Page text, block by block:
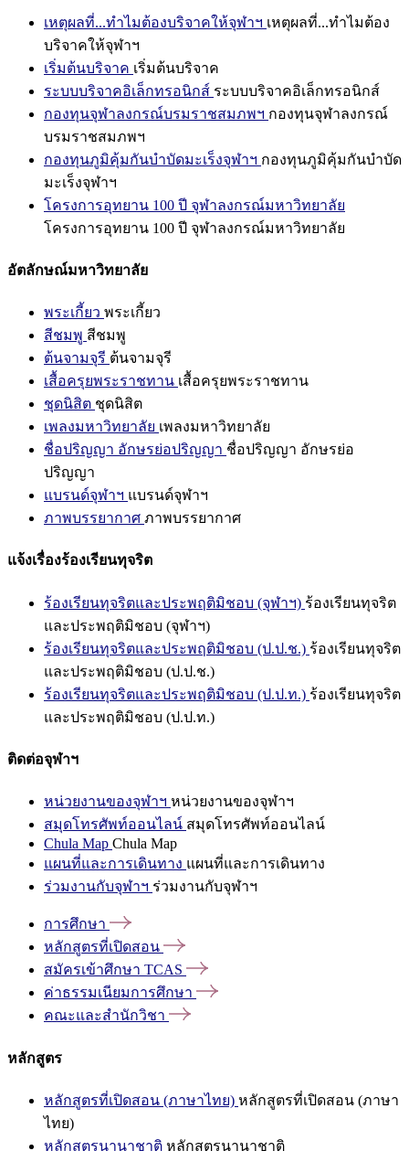
เหตุผลที่...ทำไมต้องบริจาคให้จุฬาฯ เหตุผลที่...ทำไมต้อง
บริจาคให้จุฬาฯ
เริ่มต้นบริจาค เริ่มต้นบริจาค
ระบบบริจาคอิเล็กทรอนิกส์ ระบบบริจาคอิเล็กทรอนิกส์
กองทุนจุฬาลงกรณ์บรมราชสมภพฯ กองทุนจุฬาลงกรณ์
บรมราชสมภพฯ
กองทุนภูมิคุ้มกันบำบัดมะเร็งจุฬาฯ กองทุนภูมิคุ้มกันบำบัด
มะเร็งจุฬาฯ
โครงการอุทยาน 100 ปี จุฬาลงกรณ์มหาวิทยาลัย
โครงการอุทยาน 100 ปี จุฬาลงกรณ์มหาวิทยาลัย
อัตลักษณ์มหาวิทยาลัย
พระเกี้ยว พระเกี้ยว
สีชมพู สีชมพู
ต้นจามจุรี ต้นจามจุรี
เสื้อครุยพระราชทาน เสื้อครุยพระราชทาน
ชุดนิสิต ชุดนิสิต
เพลงมหาวิทยาลัย เพลงมหาวิทยาลัย
ชื่อปริญญา อักษรย่อปริญญา ชื่อปริญญา อักษรย่อ
ปริญญา
แบรนด์จุฬาฯ แบรนด์จุฬาฯ
ภาพบรรยากาศ ภาพบรรยากาศ
แจ้งเรื่องร้องเรียนทุจริต
ร้องเรียนทุจริตและประพฤติมิชอบ (จุฬาฯ) ร้องเรียนทุจริต
และประพฤติมิชอบ (จุฬาฯ)
ร้องเรียนทุจริตและประพฤติมิชอบ (ป.ป.ช.) ร้องเรียนทุจริต
และประพฤติมิชอบ (ป.ป.ช.)
ร้องเรียนทุจริตและประพฤติมิชอบ (ป.ป.ท.) ร้องเรียนทุจริต
และประพฤติมิชอบ (ป.ป.ท.)
ติดต่อจุฬาฯ
หน่วยงานของจุฬาฯ หน่วยงานของจุฬาฯ
สมุดโทรศัพท์ออนไลน์ สมุดโทรศัพท์ออนไลน์
Chula Map Chula Map
แผนที่และการเดินทาง แผนที่และการเดินทาง
ร่วมงานกับจุฬาฯ ร่วมงานกับจุฬาฯ
การศึกษา
หลักสูตรที่เปิดสอน
สมัครเข้าศึกษา TCAS
ค่าธรรมเนียมการศึกษา
คณะและสำนักวิชา
หลักสูตร
หลักสูตรที่เปิดสอน (ภาษาไทย) หลักสูตรที่เปิดสอน (ภาษา
ไทย)
หลักสูตรนานาชาติ หลักสูตรนานาชาติ